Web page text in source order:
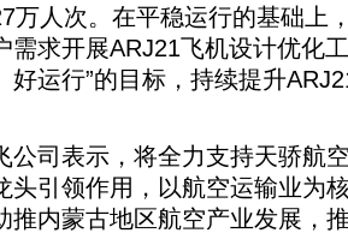
万人次。在平稳运行的基础上
需求开展ARJ21飞机设计优化
好运行”的目标，持续提升
司表示，将全力支持天骄航
头引领作用，以航空运输业为
推内蒙古地区航空产业发展，